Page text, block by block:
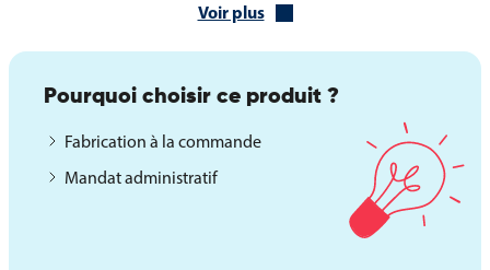
Une oriflamme personnalisable pour s’adapter à vos
L’oriflamme d’Andorre est disponible en plusieurs versions afin de
correspondre à vos projets spécifiques. En plus de ses
déclinaisons standards, elle peut être fabriquée sur mesure pour
répondre à des demandes particulières, avec la possibilité d’une
Voir plus
Pourquoi choisir ce produit ?
Fabrication à la commande
Mandat administratif